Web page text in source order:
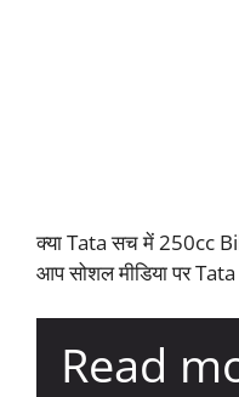
क्या Tata सच में 250cc
आप सोशल मीडिया पर
Read